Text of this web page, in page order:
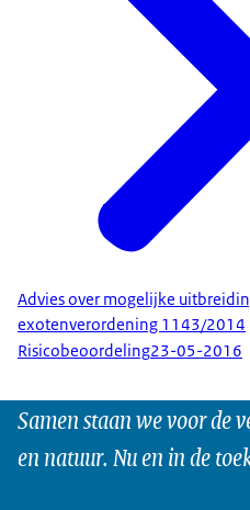
Advies over mogelijke
exotenverordening 1143/2014
Risicobeoordeling23-05-2016
Samen staan we voor de
en natuur. Nu en in de